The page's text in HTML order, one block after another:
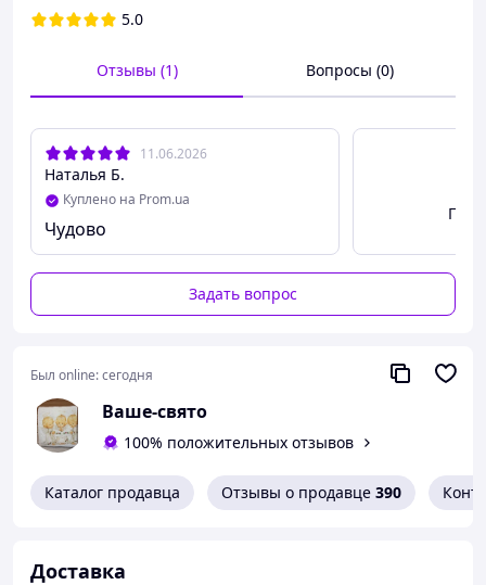
5.0
Отзывы (1) Вопросы (0)
11.06.2026
Наталья Б.
Куплено на Prom.ua
Чудово
Задать вопрос
Был online:сегодня
Ваше-свято
100% положительных отзывов
Каталог продавца Отзывы о продавце 390
Доставка